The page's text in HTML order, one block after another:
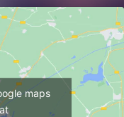
maps